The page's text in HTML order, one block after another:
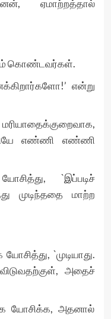
ஏமாற்றத்தால்
கொண்டவர்கள்.
என்று
எண்ணி எண்ணி
`இப்படிச்
முடிந்ததை மாற்ற
`முடியாது.
அதைச்
யோசிக்க, அதனால்